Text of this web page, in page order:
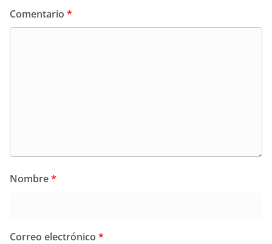
Comentario *
Nombre*
Correo electrónico *